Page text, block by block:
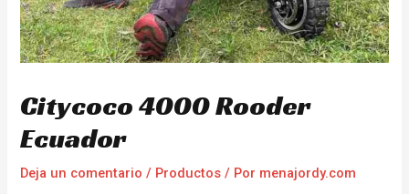
Citycoco 4000 Rooder
Ecuador
Deja un comentario / Productos / Por menajordy.com